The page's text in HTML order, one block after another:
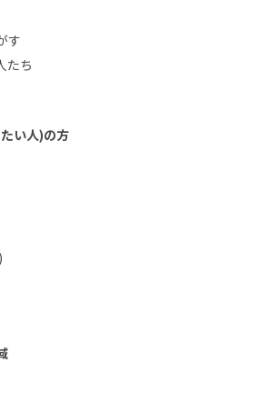
す
たち
い人)の方